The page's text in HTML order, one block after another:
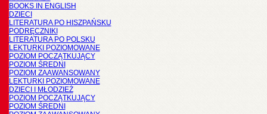
BOOKS IN ENGLISH
DZIECI
LITERATURA PO HISZPAŃSKU
PODRĘCZNIKI
LITERATURA PO POLSKU
LEKTURKI POZIOMOWANE
POZIOM POCZĄTKUJĄCY
POZIOM ŚREDNI
POZIOM ZAAWANSOWANY
LEKTURKI POZIOMOWANE
DZIECI I MŁODZIEŻ
POZIOM POCZĄTKUJĄCY
POZIOM ŚREDNI